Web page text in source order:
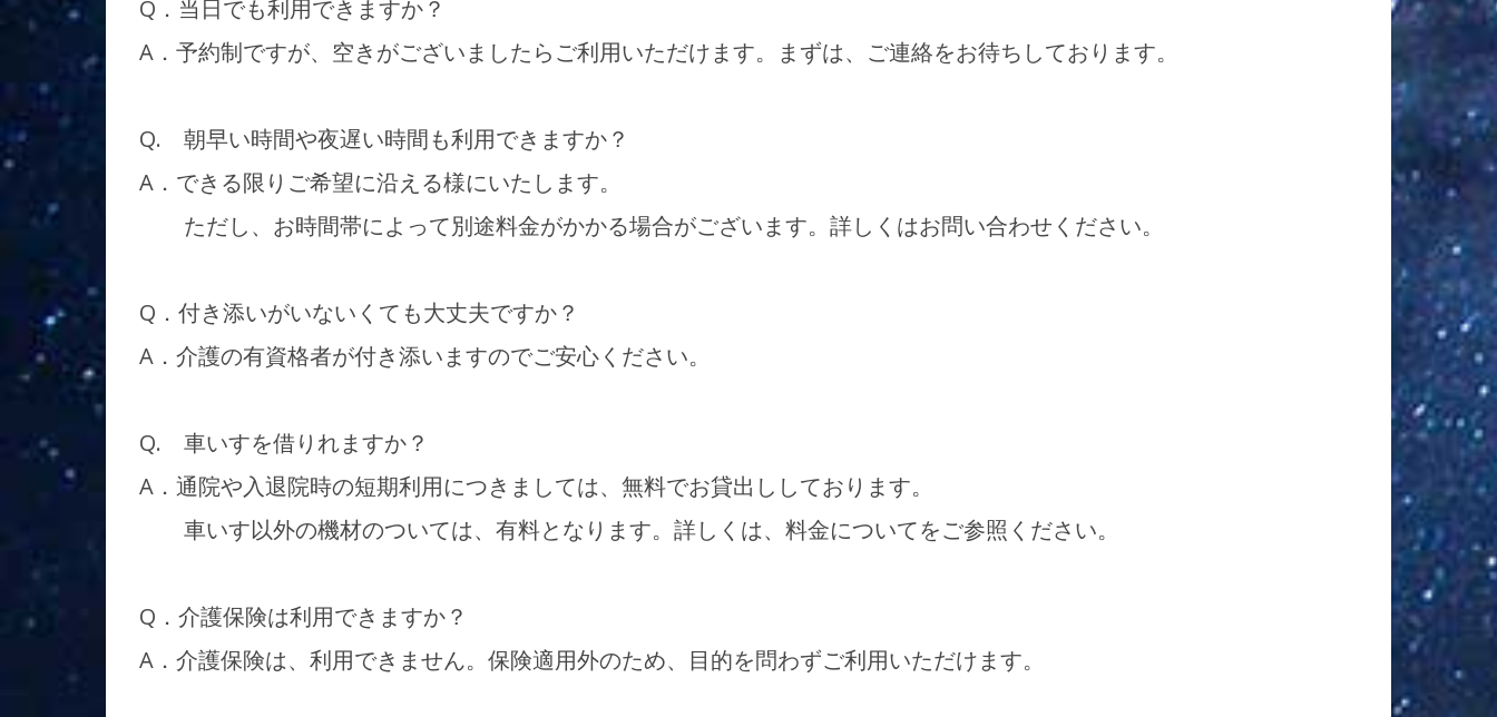
Q．当日でも利用できますか？
A．予約制ですが、空きがございましたらご利用いただけます。まずは、ご連絡をお待ちしております。
Q. 朝早い時間や夜遅い時間も利用できますか？
A．できる限りご希望に沿える様にいたします。
ただし、お時間帯によって別途料金がかかる場合がございます。詳しくはお問い合わせください。
Q．付き添いがいないくても大丈夫ですか？
A．介護の有資格者が付き添いますのでご安心ください。
Q. 車いすを借りれますか？
A．通院や入退院時の短期利用につきましては、無料でお貸出ししております。
車いす以外の機材のついては、有料となります。詳しくは、料金についてをご参照ください。
Q．介護保険は利用できますか？
A．介護保険は、利用できません。保険適用外のため、目的を問わずご利用いただけます。